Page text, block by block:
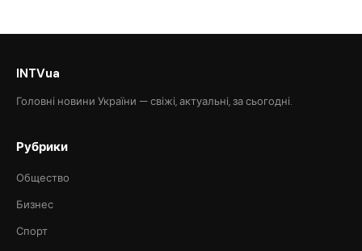
INTVua
Головні новини України — свіжі, актуальні, за сьогодні.
Рубрики
Общество
Бизнес
Спорт